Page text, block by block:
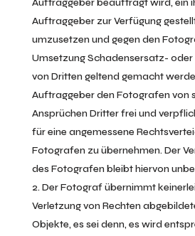
Auftraggeber beauftragt wird, ein
Auftraggeber zur Verfügung
umzusetzen und gegen den
Umsetzung Schadensersatz- oder
von Dritten geltend gemacht
Auftraggeber den Fotografen von
Ansprüchen Dritter frei und
für eine angemessene
Fotografen zu übernehmen. Der
des Fotografen bleibt hiervon
Der Fotograf übernimmt
Verletzung von Rechten
Objekte, es sei denn, es wird